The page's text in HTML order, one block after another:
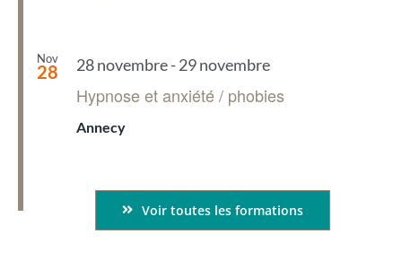
Nov
28 28 novembre-29 novembre
Hypnose et anxiété / phobies
Annecy
Voir toutes les formations